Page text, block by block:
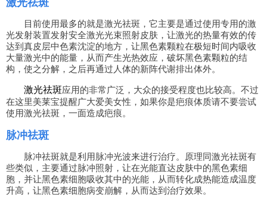
激光祛斑
目前使用最多的就是激光祛斑，它主要是通过使用专用的激
光发射装置发射安全激光光束照射皮肤，让激光的热量有效的传
达到真皮层中色素沈淀的地方，让黑色素颗粒在极短时间内吸收
大量激光中的能量，从而产生光热效应，破坏黑色素颗粒的结
构，使之分解，之后再通过人体的新阵代谢排出体外。
激光祛斑应用的非常广泛，大众的接受程度也比较高。不过
在这里美莱宝提醒广大爱美女性，如果你是疤痕体质请不要尝试
使用激光祛斑，一面造成疤痕。
脉冲祛斑
脉冲祛斑就是利用脉冲光波来进行治疗。原理同激光祛斑有
些类似，主要通过脉冲照射，让在光能直达皮肤中的黑色素细
胞，并让黑色素细胞吸收其中的光能，从而转化成热能造成温度
升高，让黑色素细胞病变崩解，从而达到治疗效果。